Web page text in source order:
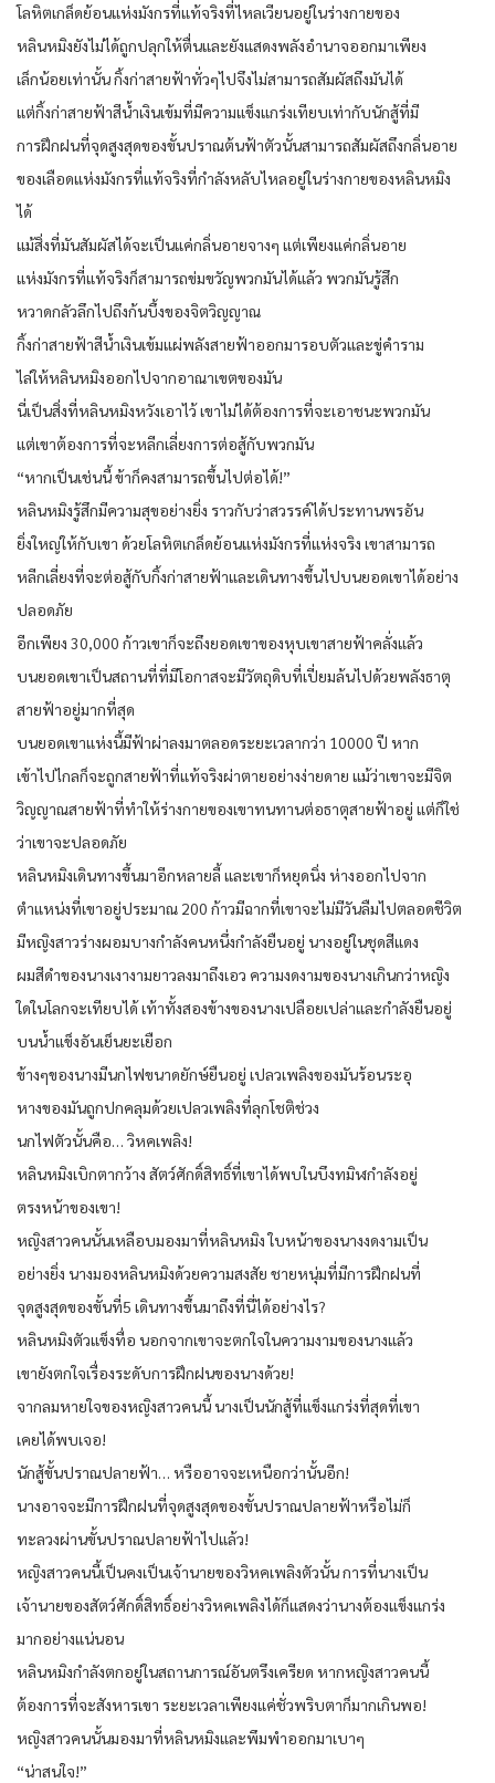
โลหิตเกล็ดย้อนแห่งมังกรที่แท้จริงที่ไหลเวียนอยู่ในร่างกายของ
หลินหมิงยังไม่ได้ถูกปลุกให้ตื่นและยังแสดงพลังอำนาจออกมาเพียง
เล็กน้อยเท่านั้น กิ้งก่าสายฟ้าทั่วๆไปจึงไม่สามารถสัมผัสถึงมันได้
แต่กิ้งก่าสายฟ้าสีน้ำเงินเข้มที่มีความแข็งแกร่งเทียบเท่ากับนักสู้ที่มี
การฝึกฝนที่จุดสูงสุดของขั้นปราณต้นฟ้าตัวนั้นสามารถสัมผัสถึงกลิ่นอาย
ของเลือดแห่งมังกรที่แท้จริงที่กำลังหลับไหลอยู่ในร่างกายของหลินหมิง
ได้
แม้สิ่งที่มันสัมผัสได้จะเป็นแค่กลิ่นอายจางๆ แต่เพียงแค่กลิ่นอาย
แห่งมังกรที่แท้จริงก็สามารถข่มขวัญพวกมันได้แล้ว พวกมันรู้สึก
หวาดกลัวลึกไปถึงก้นบึ้งของจิตวิญญาณ
กิ้งก่าสายฟ้าสีน้ำเงินเข้มแผ่พลังสายฟ้าออกมารอบตัวและขู่คำราม
ไล่ให้หลินหมิงออกไปจากอาณาเขตของมัน
นี่เป็นสิ่งที่หลินหมิงหวังเอาไว้ เขาไม่ได้ต้องการที่จะเอาชนะพวกมัน
แต่เขาต้องการที่จะหลีกเลี่ยงการต่อสู้กับพวกมัน
“หากเป็นเช่นนี้ ข้าก็คงสามารถขึ้นไปต่อได้!”
หลินหมิงรู้สึกมีความสุขอย่างยิ่ง ราวกับว่าสวรรค์ได้ประทานพรอัน
ยิ่งใหญ่ให้กับเขา ด้วยโลหิตเกล็ดย้อนแห่งมังกรที่แห่งจริง เขาสามารถ
หลีกเลี่ยงที่จะต่อสู้กับกิ้งก่าสายฟ้าและเดินทางขึ้นไปบนยอดเขาได้อย่าง
ปลอดภัย
อีกเพียง 30,000 ก้าวเขาก็จะถึงยอดเขาของหุบเขาสายฟ้าคลั่งแล้ว
บนยอดเขาเป็นสถานที่ที่มีโอกาสจะมีวัตถุดิบที่เปี่ยมล้นไปด้วยพลังธาตุ
สายฟ้าอยู่มากที่สุด
บนยอดเขาแห่งนี้มีฟ้าผ่าลงมาตลอดระยะเวลากว่า 10000 ปี หาก
เข้าไปไกลก็จะถูกสายฟ้าที่แท้จริงผ่าตายอย่างง่ายดาย แม้ว่าเขาจะมีจิต
วิญญาณสายฟ้าที่ทำให้ร่างกายของเขาทนทานต่อธาตุสายฟ้าอยู่ แต่ก็ใช่
ว่าเขาจะปลอดภัย
หลินหมิงเดินทางขึ้นมาอีกหลายลี้ และเขาก็หยุดนิ่ง ห่างออกไปจาก
ตำแหน่งที่เขาอยู่ประมาณ 200 ก้าวมีฉากที่เขาจะไม่มีวันลืมไปตลอดชีวิต
มีหญิงสาวร่างผอมบางกำลังคนหนึ่งกำลังยืนอยู่ นางอยู่ในชุดสีแดง
ผมสีดำของนางเงางามยาวลงมาถึงเอว ความงดงามของนางเกินกว่าหญิง
ใดในโลกจะเทียบได้ เท้าทั้งสองข้างของนางเปลือยเปล่าและกำลังยืนอยู่
บนน้ำแข็งอันเย็นยะเยือก
ข้างๆของนางมีนกไฟขนาดยักษ์ยืนอยู่ เปลวเพลิงของมันร้อนระอุ
หางของมันถูกปกคลุมด้วยเปลวเพลิงที่ลุกโชติช่วง
นกไฟตัวนั้นคือ… วิหคเพลิง!
หลินหมิงเบิกตากว้าง สัตว์ศักดิ์สิทธิ์ที่เขาได้พบในบึงทมิฬกำลังอยู่
ตรงหน้าของเขา!
หญิงสาวคนนั้นเหลือบมองมาที่หลินหมิง ใบหน้าของนางงดงามเป็น
อย่างยิ่ง นางมองหลินหมิงด้วยความสงสัย ชายหนุ่มที่มีการฝึกฝนที่
จุดสูงสุดของขั้นที่5 เดินทางขึ้นมาถึงที่นี่ได้อย่างไร?
หลินหมิงตัวแข็งทื่อ นอกจากเขาจะตกใจในความงามของนางแล้ว
เขายังตกใจเรื่องระดับการฝึกฝนของนางด้วย!
จากลมหายใจของหญิงสาวคนนี้ นางเป็นนักสู้ที่แข็งแกร่งที่สุดที่เขา
เคยได้พบเจอ!
นักสู้ขั้นปราณปลายฟ้า… หรืออาจจะเหนือกว่านั้นอีก!
นางอาจจะมีการฝึกฝนที่จุดสูงสุดของขั้นปราณปลายฟ้าหรือไม่ก็
ทะลวงผ่านขั้นปราณปลายฟ้าไปแล้ว!
หญิงสาวคนนี้เป็นคงเป็นเจ้านายของวิหคเพลิงตัวนั้น การที่นางเป็น
เจ้านายของสัตว์ศักดิ์สิทธิ์อย่างวิหคเพลิงได้ก็แสดงว่านางต้องแข็งแกร่ง
มากอย่างแน่นอน
หลินหมิงกำลังตกอยู่ในสถานการณ์อันตรึงเครียด หากหญิงสาวคนนี้
ต้องการที่จะสังหารเขา ระยะเวลาเพียงแค่ชั่วพริบตาก็มากเกินพอ!
หญิงสาวคนนั้นมองมาที่หลินหมิงและพึมพำออกมาเบาๆ
“น่าสนใจ!”